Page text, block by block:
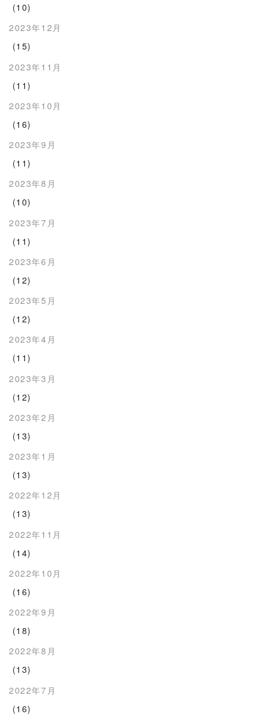
(10)
2023年12月
(15)
2023年11月
(11)
2023年10月
(16)
2023年9月
(11)
2023年8月
(10)
2023年7月
(11)
2023年6月
(12)
2023年5月
(12)
2023年4月
(11)
2023年3月
(12)
2023年2月
(13)
2023年1月
(13)
2022年12月
(13)
2022年11月
(14)
2022年10月
(16)
2022年9月
(18)
2022年8月
(13)
2022年7月
(16)